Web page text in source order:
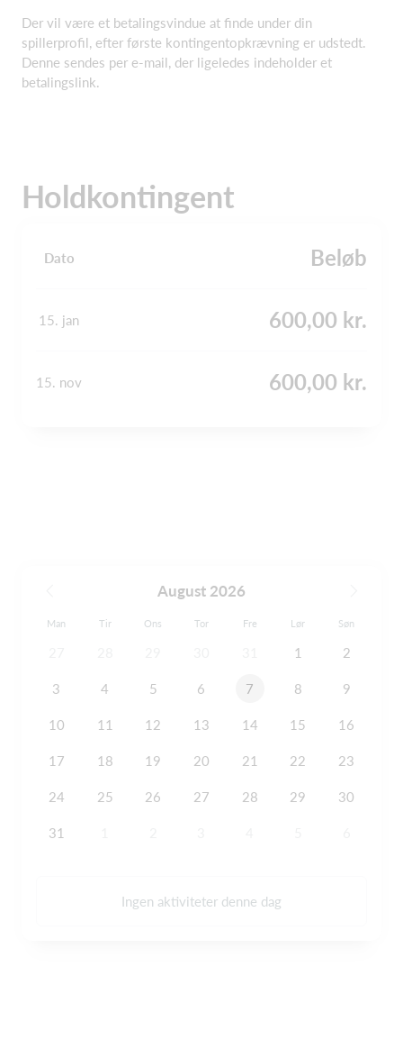
Der vil være et betalingsvindue at finde under din
spillerprofil, efter første kontingentopkrævning er udstedt.
Denne sendes per e-mail, der ligeledes indeholder et
betalingslink.
Holdkontingent
Dato Beløb
15. jan 600,00 kr.
15. nov 600,00 kr.
August 2026
Man Tir Ons Tor Fre Lør Søn
1 2
3 4 5 6 7 8 9
10 11 12 13 14 15 16
17 18 19 20 21 22 23
24 25 26 27 28 29 30
31
Ingen aktiviteter denne dag